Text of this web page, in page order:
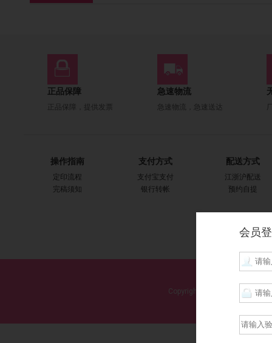
正品保障
正品保障，提供发票
急速物流
急速物流，急速送达
操作指南
定印流程
完稿须知
支付方式
支付宝支付
银行转帐
配送方式
江浙沪配送
预约自提
Copyright ©2014-2015
版权所有
会员